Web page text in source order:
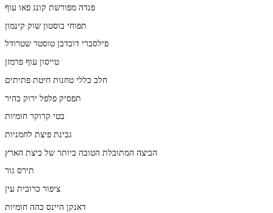
פנדה מפורשת קונג פאו עוף
תפוחי בוסטון שוק קינמון
פילסברי דובדבן טוסטר שטרודל
טייסון עוף פרמזן
חלב כללי טחנות חיטת פתיתים
תפסיק פלפל ירוק בהיר
בטי קרוקר חומיות
גבינת פיצת לחמניות
הביצה המתובלת הטובה ביותר של ביצת הארץ
תירס גור
ציפור כרובית עין
דאנקן היינס כהה חומיות